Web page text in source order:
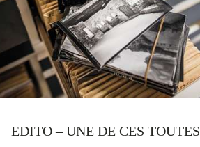
EDITO – UNE DE CES TOUTES